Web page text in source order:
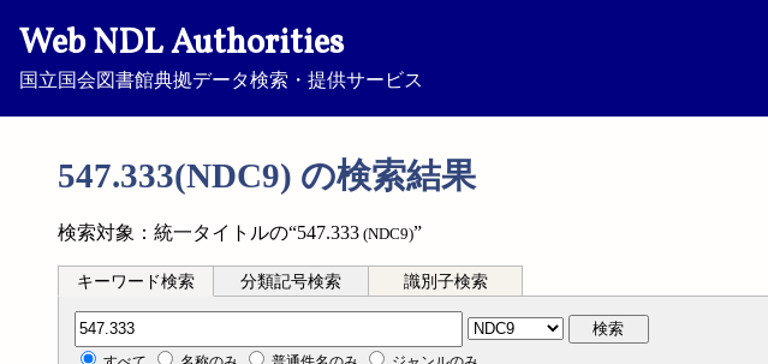
Web NDL Authorities
国立国会図書館典拠データ検索・提供サービス
547.333(NDC9) の検索結果
検索対象：統一タイトルの“547.333 (NDC9)”
キーワード検索 分類記号検索 識別子検索
分類記号検索 検索